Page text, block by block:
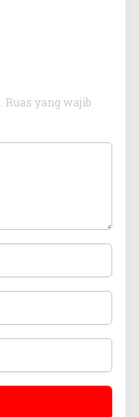
Ruas yang wajib